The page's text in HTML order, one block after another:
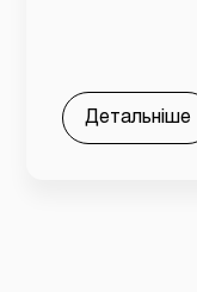
Детальніше